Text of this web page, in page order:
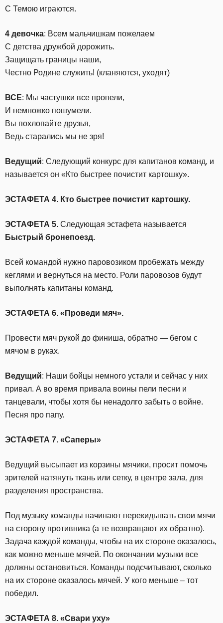
С Темою играются.
4 девочка: Всем мальчишкам пожелаем
С детства дружбой дорожить.
Защищать границы наши,
Честно Родине служить! (кланяются, уходят)
ВСЕ: Мы частушки все пропели,
И немножко пошумели.
Вы похлопайте друзья,
Ведь старались мы не зря!
Ведущий: Следующий конкурс для капитанов команд, и
называется он «Кто быстрее почистит картошку».
ЭСТАФЕТА 4. Кто быстрее почистит картошку.
ЭСТАФЕТА 5. Следующая эстафета называется
Быстрый бронепоезд.
Всей командой нужно паровозиком пробежать между
кеглями и вернуться на место. Роли паровозов будут
выполнять капитаны команд.
ЭСТАФЕТА 6. «Проведи мяч».
Провести мяч рукой до финиша, обратно — бегом с
мячом в руках.
Ведущий: Наши бойцы немного устали и сейчас у них
привал. А во время привала воины пели песни и
танцевали, чтобы хотя бы ненадолго забыть о войне.
Песня про папу.
ЭСТАФЕТА 7. «Саперы»
Ведущий высыпает из корзины мячики, просит помочь
зрителей натянуть ткань или сетку, в центре зала, для
разделения пространства.
Под музыку команды начинают перекидывать свои мячи
на сторону противника (а те возвращают их обратно).
Задача каждой команды, чтобы на их стороне оказалось,
как можно меньше мячей. По окончании музыки все
должны остановиться. Команды подсчитывают, сколько
на их стороне оказалось мячей. У кого меньше – тот
победил.
ЭСТАФЕТА 8. «Свари уху»